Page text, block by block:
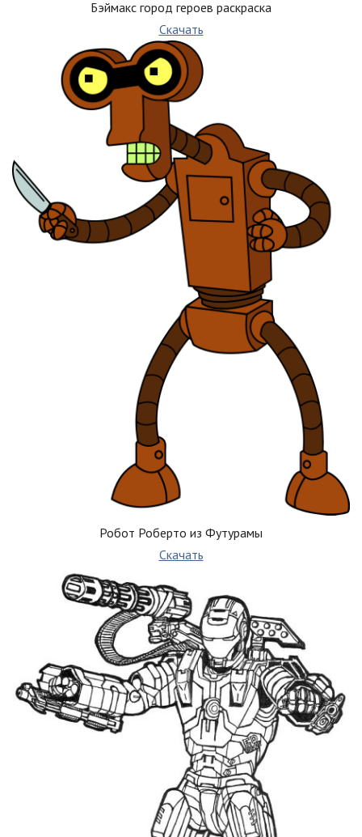
Бэймакс город героев раскраска
Скачать
Робот Роберто из Футурамы
Скачать